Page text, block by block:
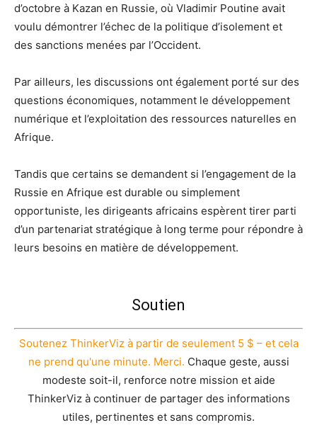
d’octobre à Kazan en Russie, où Vladimir Poutine avait
voulu démontrer l’échec de la politique d’isolement et
des sanctions menées par l’Occident.
Par ailleurs, les discussions ont également porté sur des
questions économiques, notamment le développement
numérique et l’exploitation des ressources naturelles en
Afrique.
Tandis que certains se demandent si l’engagement de la
Russie en Afrique est durable ou simplement
opportuniste, les dirigeants africains espèrent tirer parti
d’un partenariat stratégique à long terme pour répondre à
leurs besoins en matière de développement.
Soutien
Soutenez ThinkerViz à partir de seulement 5 $ – et cela
ne prend qu'une minute. Merci. Chaque geste, aussi
modeste soit-il, renforce notre mission et aide
ThinkerViz à continuer de partager des informations
utiles, pertinentes et sans compromis.